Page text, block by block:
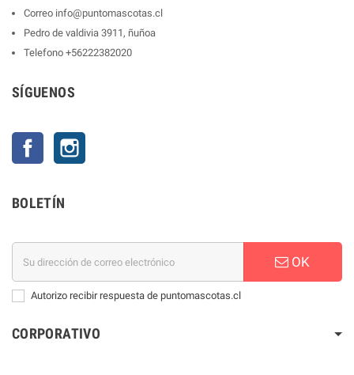
Correo info@puntomascotas.cl
Pedro de valdivia 3911, ñuñoa
Telefono +56222382020
SÍGUENOS
Facebook
BOLETÍN
OK
Autorizo recibir respuesta de puntomascotas.cl
CORPORATIVO